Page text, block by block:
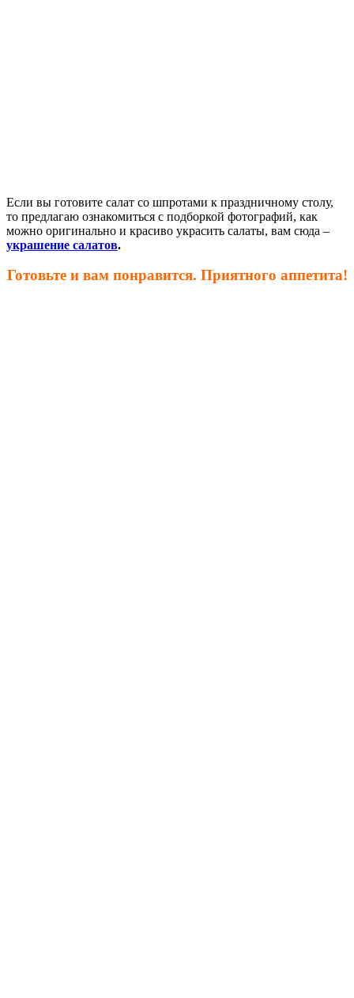
Если вы готовите салат со шпротами к праздничному столу,
то предлагаю ознакомиться с подборкой фотографий, как
можно оригинально и красиво украсить салаты, вам сюда –
украшение салатов.
Готовьте и вам понравится. Приятного аппетита!